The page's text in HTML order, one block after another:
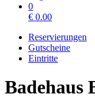
0
€ 0.00
Reservierungen
Gutscheine
Eintritte
Badehaus